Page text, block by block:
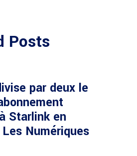
Posts
par deux le
Starlink en
Numériques